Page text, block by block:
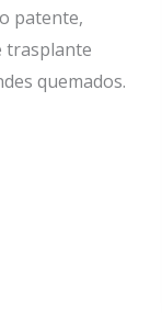
patente,
trasplante
quemados.